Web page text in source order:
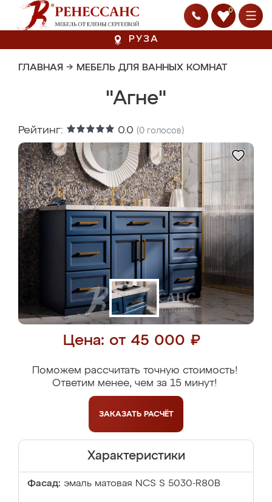
0
РУЗА
ГЛАВНАЯ → МЕБЕЛЬ ДЛЯ ВАННЫХ КОМНАТ
"Агне"
Рейтинг: 0.0 (0 голосов)
Цена: от 45 000 ₽
Поможем рассчитать точную стоимость!
Ответим менее, чем за 15 минут!
ЗАКАЗАТЬ РАСЧЁТ
Характеристики
Фасад: эмаль матовая NCS S 5030-R80B